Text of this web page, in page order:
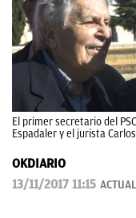
El primer secretario del
Espadaler y el jurista
OKDIARIO
13/11/2017 11:15